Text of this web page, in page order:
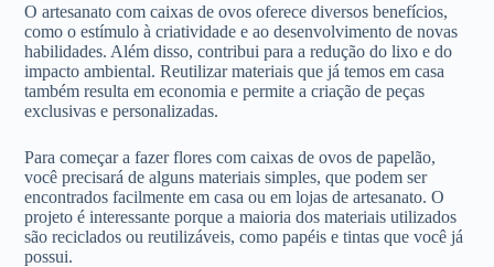
O artesanato com caixas de ovos oferece diversos benefícios,
como o estímulo à criatividade e ao desenvolvimento de novas
habilidades. Além disso, contribui para a redução do lixo e do
impacto ambiental. Reutilizar materiais que já temos em casa
também resulta em economia e permite a criação de peças
exclusivas e personalizadas.
Para começar a fazer flores com caixas de ovos de papelão,
você precisará de alguns materiais simples, que podem ser
encontrados facilmente em casa ou em lojas de artesanato. O
projeto é interessante porque a maioria dos materiais utilizados
são reciclados ou reutilizáveis, como papéis e tintas que você já
possui.